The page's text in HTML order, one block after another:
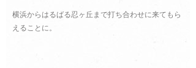
横浜からはるばる忍ヶ丘まで打ち合わせに来てもら
えることに。